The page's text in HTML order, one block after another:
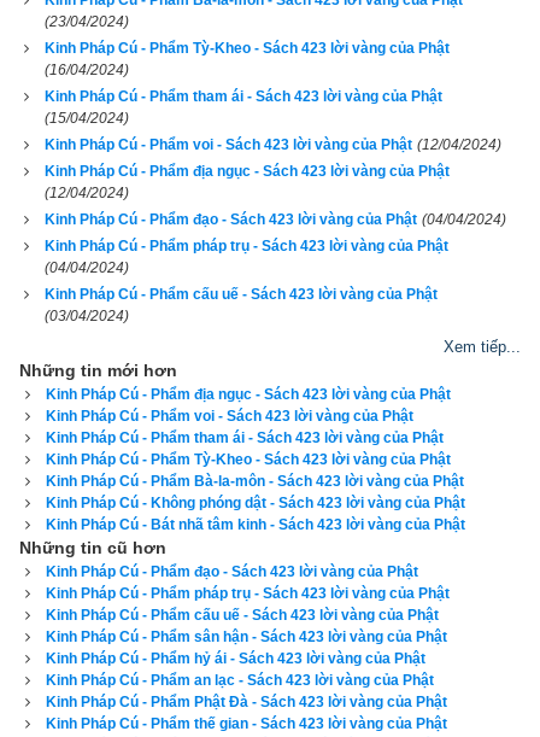
Công phu, làm chủ thân tâm
Oai nghi, chính niệm chuyên cần
thường xuyên.
297. Đệ tử Phật đêm ngày tỉnh thức
Niệm Pháp mầu năm đức(23) vẹn toàn
Công phu, làm chủ thân tâm
Oai nghi, chính niệm chuyên cần
thường xuyên.
298. Đệ tử Phật đêm ngày tỉnh thức
Niệm Tăng đoàn giới đức vẹn toàn
Công phu, làm chủ thân tâm
Oai nghi, chính niệm chuyên cần
thường xuyên.
299. Đệ tử Phật đêm ngày tỉnh thức
(23/04/2024)
Kinh Pháp Cú - Phẩm Tỳ-Kheo - Sách 423 lời vàng của Phật
(16/04/2024)
Kinh Pháp Cú - Phẩm tham ái - Sách 423 lời vàng của Phật
(15/04/2024)
Kinh Pháp Cú - Phẩm voi - Sách 423 lời vàng của Phật (12/04/2024)
Kinh Pháp Cú - Phẩm địa ngục - Sách 423 lời vàng của Phật
(12/04/2024)
Kinh Pháp Cú - Phẩm đạo - Sách 423 lời vàng của Phật (04/04/2024)
Kinh Pháp Cú - Phẩm pháp trụ - Sách 423 lời vàng của Phật
(04/04/2024)
Kinh Pháp Cú - Phẩm cấu uế - Sách 423 lời vàng của Phật
(03/04/2024)
Xem tiếp...
Những tin mới hơn
Kinh Pháp Cú - Phẩm địa ngục - Sách 423 lời vàng của Phật
Kinh Pháp Cú - Phẩm voi - Sách 423 lời vàng của Phật
Kinh Pháp Cú - Phẩm tham ái - Sách 423 lời vàng của Phật
Kinh Pháp Cú - Phẩm Tỳ-Kheo - Sách 423 lời vàng của Phật
Kinh Pháp Cú - Phẩm Bà-la-môn - Sách 423 lời vàng của Phật
Kinh Pháp Cú - Không phóng dật - Sách 423 lời vàng của Phật
Kinh Pháp Cú - Bát nhã tâm kinh - Sách 423 lời vàng của Phật
Những tin cũ hơn
Kinh Pháp Cú - Phẩm đạo - Sách 423 lời vàng của Phật
Kinh Pháp Cú - Phẩm pháp trụ - Sách 423 lời vàng của Phật
Kinh Pháp Cú - Phẩm cấu uế - Sách 423 lời vàng của Phật
Kinh Pháp Cú - Phẩm sân hận - Sách 423 lời vàng của Phật
Kinh Pháp Cú - Phẩm hỷ ái - Sách 423 lời vàng của Phật
Kinh Pháp Cú - Phẩm an lạc - Sách 423 lời vàng của Phật
Kinh Pháp Cú - Phẩm Phật Đà - Sách 423 lời vàng của Phật
Kinh Pháp Cú - Phẩm thế gian - Sách 423 lời vàng của Phật